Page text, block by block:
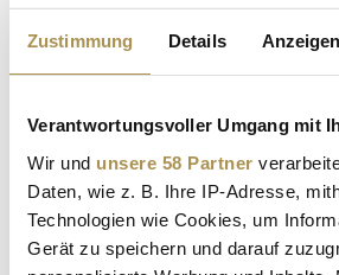
Zustimmung Details
Verantwortungsvoller Umgang mit
Wir und unsere 58 Partner
Daten, wie z. B. Ihre IP-Adresse,
Technologien wie Cookies, um
Gerät zu speichern und darauf